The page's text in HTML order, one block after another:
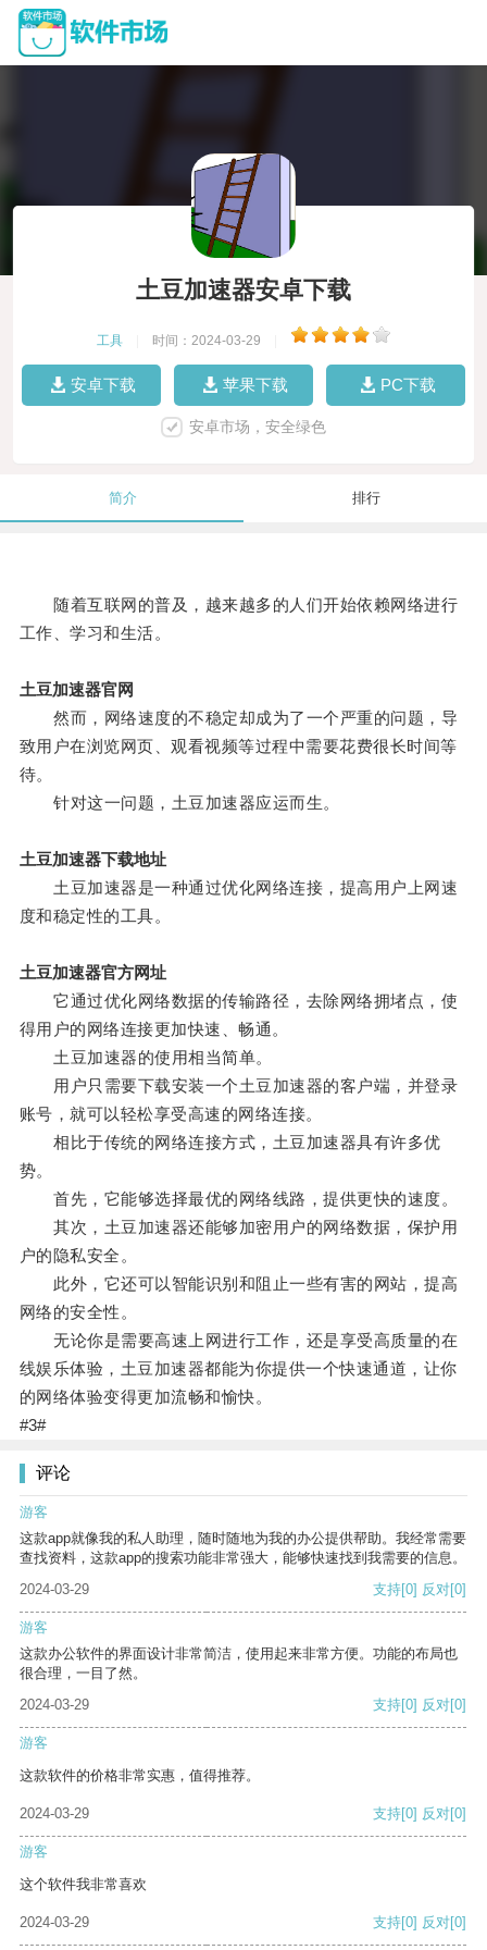
土豆加速器安卓下载
工具 时间：2024-03-29
安卓下载 苹果下载 PC下载
安卓市场，安全绿色
简介 排行
随着互联网的普及，越来越多的人们开始依赖网络进行
工作、学习和生活。
土豆加速器官网
然而，网络速度的不稳定却成为了一个严重的问题，导
致用户在浏览网页、观看视频等过程中需要花费很长时间等
待。
针对这一问题，土豆加速器应运而生。
土豆加速器下载地址
土豆加速器是一种通过优化网络连接，提高用户上网速
度和稳定性的工具。
土豆加速器官方网址
它通过优化网络数据的传输路径，去除网络拥堵点，使
得用户的网络连接更加快速、畅通。
土豆加速器的使用相当简单。
用户只需要下载安装一个土豆加速器的客户端，并登录
账号，就可以轻松享受高速的网络连接。
相比于传统的网络连接方式，土豆加速器具有许多优
势。
首先，它能够选择最优的网络线路，提供更快的速度。
其次，土豆加速器还能够加密用户的网络数据，保护用
户的隐私安全。
此外，它还可以智能识别和阻止一些有害的网站，提高
网络的安全性。
无论你是需要高速上网进行工作，还是享受高质量的在
线娱乐体验，土豆加速器都能为你提供一个快速通道，让你
的网络体验变得更加流畅和愉快。
#3#
评论
游客
这款app就像我的私人助理，随时随地为我的办公提供帮助。我经常需要
查找资料，这款app的搜索功能非常强大，能够快速找到我需要的信息。
2024-03-29
支持[0] 反对[0]
游客
这款办公软件的界面设计非常简洁，使用起来非常方便。功能的布局也
很合理，一目了然。
2024-03-29
支持[0] 反对[0]
游客
这款软件的价格非常实惠，值得推荐。
2024-03-29 支持[0] 反对[0]
游客
这个软件我非常喜欢
2024-03-29 支持[0] 反对[0]